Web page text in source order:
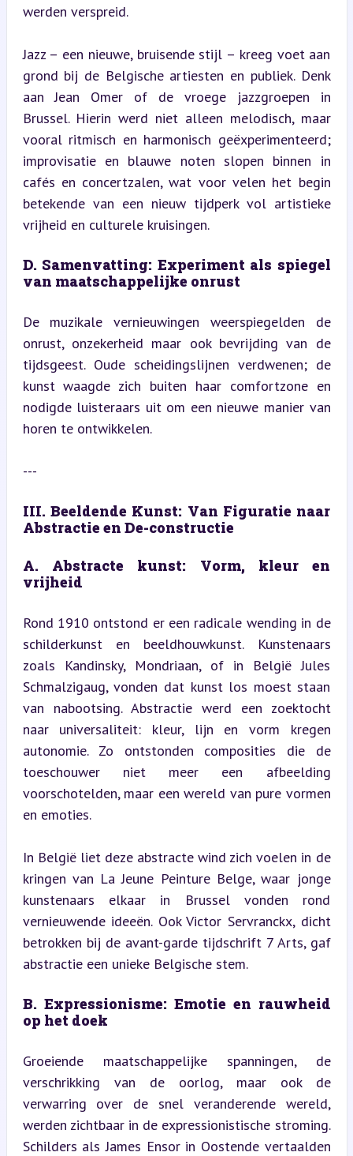
werden verspreid.
Jazz – een nieuwe, bruisende stijl – kreeg voet aan
grond bij de Belgische artiesten en publiek. Denk
aan Jean Omer of de vroege jazzgroepen in
Brussel. Hierin werd niet alleen melodisch, maar
vooral ritmisch en harmonisch geëxperimenteerd;
improvisatie en blauwe noten slopen binnen in
cafés en concertzalen, wat voor velen het begin
betekende van een nieuw tijdperk vol artistieke
vrijheid en culturele kruisingen.
D. Samenvatting: Experiment als spiegel
van maatschappelijke onrust
De muzikale vernieuwingen weerspiegelden de
onrust, onzekerheid maar ook bevrijding van de
tijdsgeest. Oude scheidingslijnen verdwenen; de
kunst waagde zich buiten haar comfortzone en
nodigde luisteraars uit om een nieuwe manier van
horen te ontwikkelen.
---
III. Beeldende Kunst: Van Figuratie naar
Abstractie en De-constructie
A. Abstracte kunst: Vorm, kleur en
vrijheid
Rond 1910 ontstond er een radicale wending in de
schilderkunst en beeldhouwkunst. Kunstenaars
zoals Kandinsky, Mondriaan, of in België Jules
Schmalzigaug, vonden dat kunst los moest staan
van nabootsing. Abstractie werd een zoektocht
naar universaliteit: kleur, lijn en vorm kregen
autonomie. Zo ontstonden composities die de
toeschouwer niet meer een afbeelding
voorschotelden, maar een wereld van pure vormen
en emoties.
In België liet deze abstracte wind zich voelen in de
kringen van La Jeune Peinture Belge, waar jonge
kunstenaars elkaar in Brussel vonden rond
vernieuwende ideeën. Ook Victor Servranckx, dicht
betrokken bij de avant-garde tijdschrift 7 Arts, gaf
abstractie een unieke Belgische stem.
B. Expressionisme: Emotie en rauwheid
op het doek
Groeiende maatschappelijke spanningen, de
verschrikking van de oorlog, maar ook de
verwarring over de snel veranderende wereld,
werden zichtbaar in de expressionistische stroming.
Schilders als James Ensor in Oostende vertaalden